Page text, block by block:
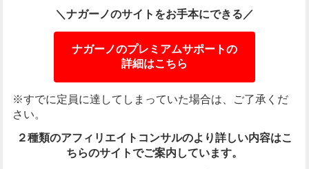
＼ナガーノのサイトをお手本にできる／
ナガーノのプレミアムサポートの
詳細はこちら
※すでに定員に達してしまっていた場合は、ご了承くだ
さい。
２種類のアフィリエイトコンサルのより詳しい内容はこ
ちらのサイトでご案内しています。